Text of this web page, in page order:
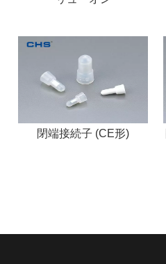
閉端接続子 (CE形)